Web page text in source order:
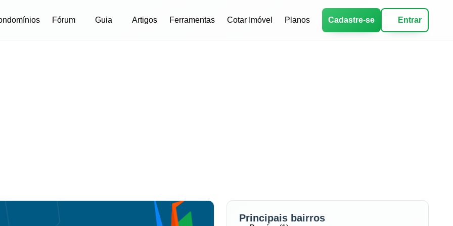
Fórum Guia Artigos Ferramentas Cotar Imóvel Planos Cadastre-se Entrar
Principais bairros